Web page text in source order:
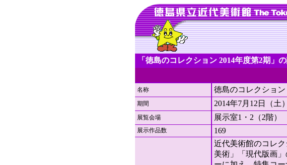
「徳島のコレクション 2014年度第2期」
名称 徳島のコレクション
期間 2014年7月12日（土
展覧会場 展示室1・2（2階）
展示作品数 169
近代美術館のコレ
美術」「現代版画